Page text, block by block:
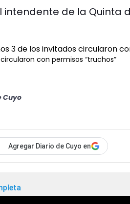
de la Quinta
con permisos “truchos”
Cuyo
Agregar Diario de Cuyo en